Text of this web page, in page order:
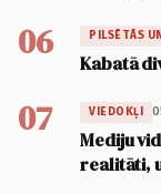
06 PILSĒTĀS
Kabatā
07 VIEDOKĻI
Mediju
realitāti,